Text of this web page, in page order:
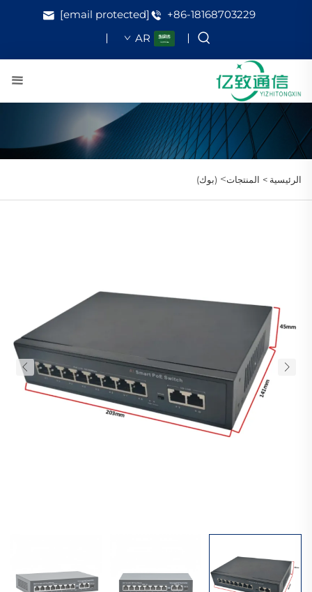
+86-18168703229
[email protected]
AR
الرئيسية > المنتجات> (بوك)